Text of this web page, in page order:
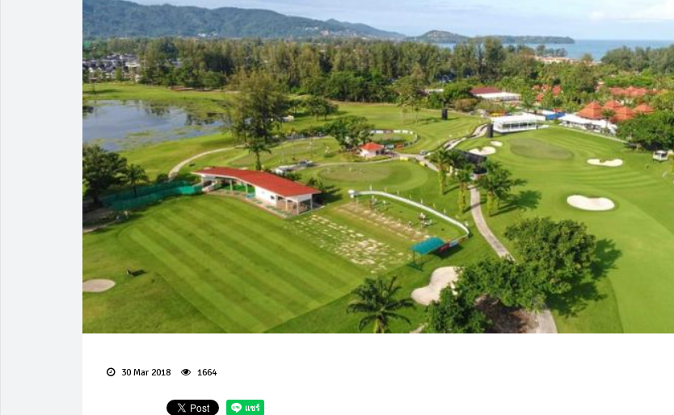
‘Phuket Eye’ assurera la sécurité pendant Songkran
Phuket augmente les prix des bateaux vers Koh Phi Phi et des
30 Mar 2018 1664